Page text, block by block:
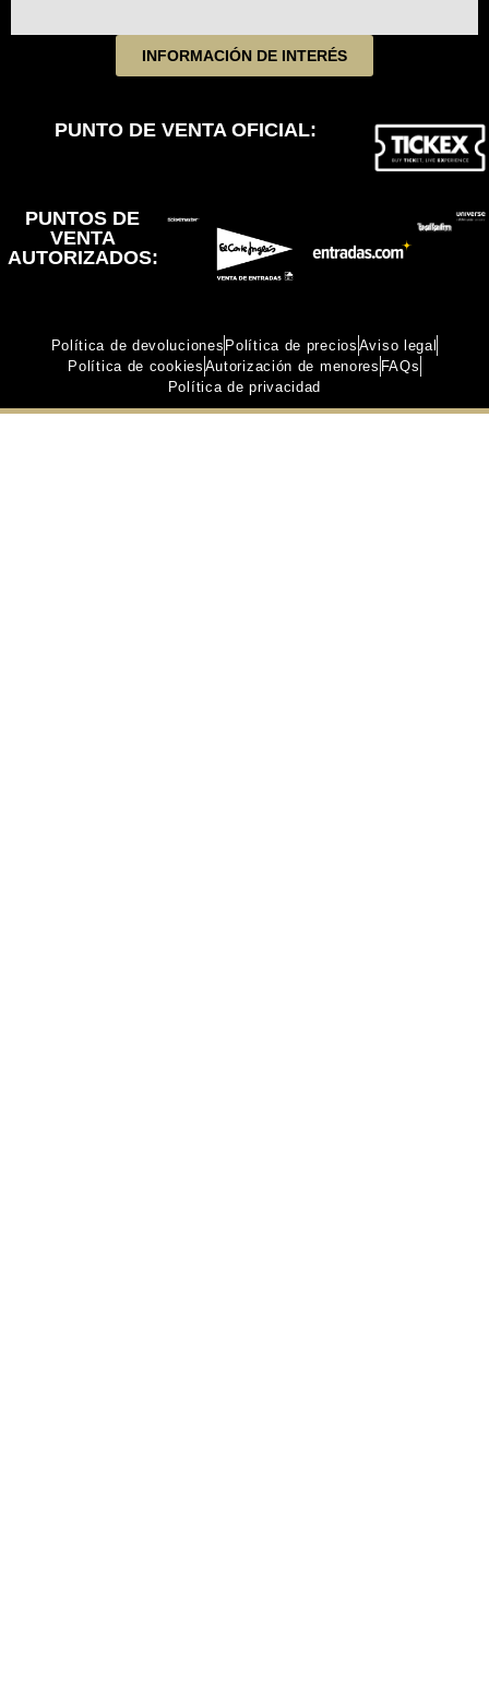
INFORMACIÓN DE INTERÉS
PUNTO DE VENTA OFICIAL:
PUNTOS DE
VENTA
AUTORIZADOS:
Política de devoluciones Política de precios Aviso legal
Política de cookies Autorización de menores FAQs
Política de privacidad